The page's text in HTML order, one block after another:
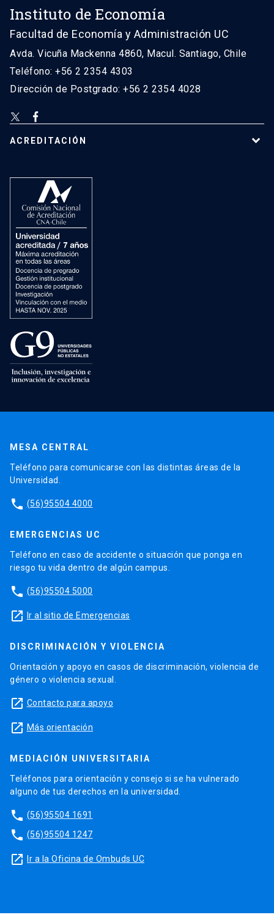
Instituto de Economía
Facultad de Economía y Administración UC
Avda. Vicuña Mackenna 4860, Macul. Santiago, Chile
Teléfono: +56 2 2354 4303
Dirección de Postgrado: +56 2 2354 4028
ACREDITACIÓN
MESA CENTRAL
Teléfono para comunicarse con las distintas áreas de la
Universidad.
phone (56)95504 4000
EMERGENCIAS UC
Teléfono en caso de accidente o situación que ponga en
riesgo tu vida dentro de algún campus.
phone (56)95504 5000
launch Ir al sitio de Emergencias
DISCRIMINACIÓN Y VIOLENCIA
Orientación y apoyo en casos de discriminación, violencia de
género o violencia sexual.
launch Contacto para apoyo
launch Más orientación
MEDIACIÓN UNIVERSITARIA
Teléfonos para orientación y consejo si se ha vulnerado
alguno de tus derechos en la universidad.
phone (56)95504 1691
phone (56)95504 1247
launch Ir a la Oficina de Ombuds UC